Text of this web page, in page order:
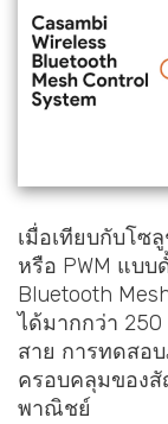
เมื่อเทียบกับโซ
หรือ PWM แบบ
Bluetooth
ได้มากกว่า 250
สาย การทดสอ
ครอบคลุมของ
พาณิชย์